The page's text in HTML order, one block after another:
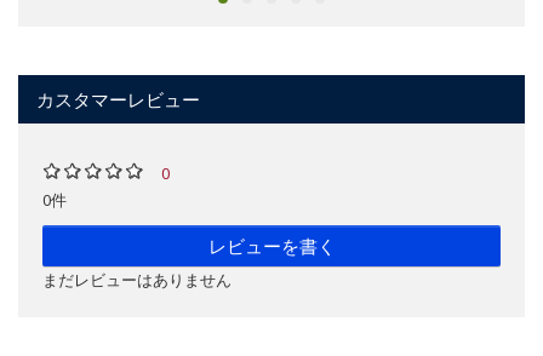
カスタマーレビュー
0
0件
レビューを書く
まだレビューはありません